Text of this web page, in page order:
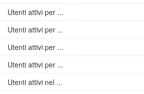
Utenti attivi per ...
Utenti attivi per ...
Utenti attivi per ...
Utenti attivi per ...
Utenti attivi nel ...